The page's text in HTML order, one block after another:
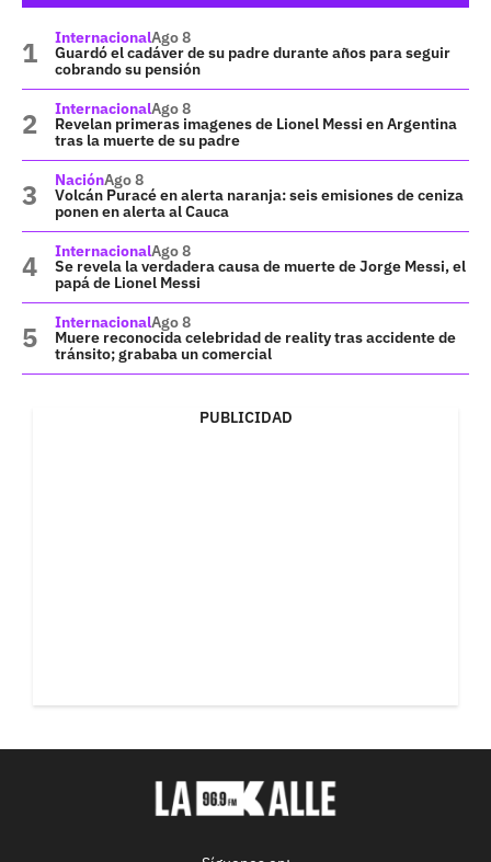
InternacionalAgo 8
Guardó el cadáver de su padre durante años para seguir
cobrando su pensión
InternacionalAgo 8
Revelan primeras imagenes de Lionel Messi en Argentina
tras la muerte de su padre
NaciónAgo 8
Volcán Puracé en alerta naranja: seis emisiones de ceniza
ponen en alerta al Cauca
InternacionalAgo 8
Se revela la verdadera causa de muerte de Jorge Messi, el
papá de Lionel Messi
InternacionalAgo 8
Muere reconocida celebridad de reality tras accidente de
tránsito; grababa un comercial
PUBLICIDAD